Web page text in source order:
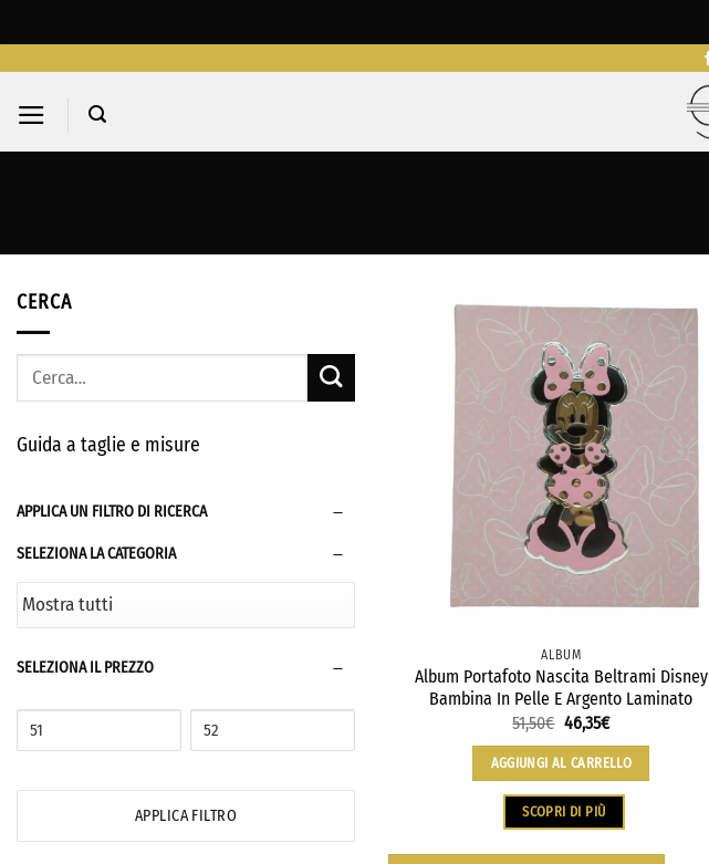
contenuti
CERCA
Cerca:
Guida a taglie e misure
APPLICA UN FILTRO DI RICERCA
SELEZIONA LA CATEGORIA
SELEZIONA IL PREZZO
APPLICA FILTRO
ALBUM
Album Portafoto Nascita Beltrami Disney
Bambina In Pelle E Argento Laminato
51,50€ 46,35€
AGGIUNGI AL CARRELLO
SCOPRI DI PIÙ